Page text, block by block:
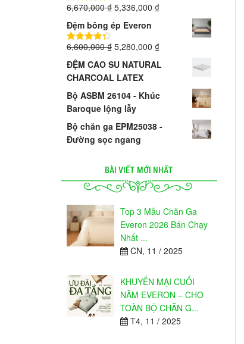
4.40trên 5
6,670,000₫ 5,336,000 ₫
Đệm bông ép Everon
4.33trên 5
6,600,000₫ 5,280,000 ₫
ĐỆM CAO SU NATURAL
CHARCOAL LATEX
Bộ ASBM 26104 - Khúc
Baroque lộng lẫy
Bộ chăn ga EPM25038 -
Đường sọc ngang
BÀI VIẾT MỚI NHẤT
Top 3 Mẫu Chăn Ga
Everon 2026 Bán Chạy
Nhất ...
CN, 11 / 2025
KHUYẾN MẠI CUỐI
NĂM EVERON – CHO
TOÀN BỘ CHĂN G...
T4, 11 / 2025